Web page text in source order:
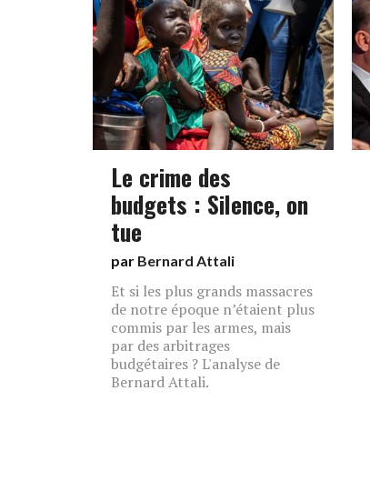
Le crime des
budgets : Silence, on
tue
par Bernard Attali
Et si les plus grands massacres
de notre époque n’étaient plus
commis par les armes, mais
par des arbitrages
budgétaires ? L'analyse de
Bernard Attali.